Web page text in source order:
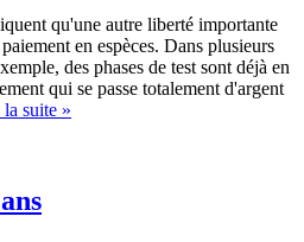
qu'une autre liberté importante
en espèces. Dans plusieurs
des phases de test sont déjà en
qui se passe totalement d'argent
suite »